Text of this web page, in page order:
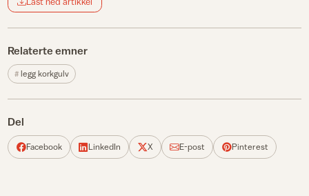
Relaterte emner
legg korkgulv
Del
Facebook LinkedIn X E-post Pinterest